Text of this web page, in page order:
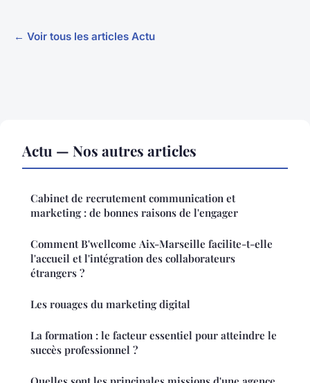
← Voir tous les articles Actu
Actu — Nos autres articles
Cabinet de recrutement communication et
marketing : de bonnes raisons de l'engager
Comment B'wellcome Aix-Marseille facilite-t-elle
l'accueil et l'intégration des collaborateurs
étrangers ?
Les rouages du marketing digital
La formation : le facteur essentiel pour atteindre le
succès professionnel ?